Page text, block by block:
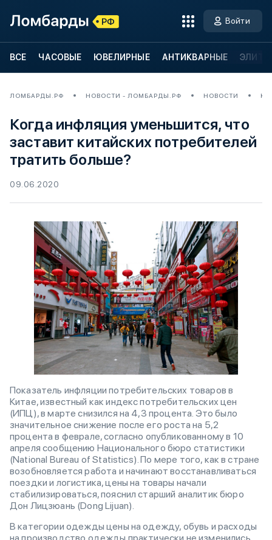
Войти
ВСЕ ЧАСОВЫЕ ЮВЕЛИРНЫЕ АНТИКВАРНЫЕ
ЛОМБАРДЫ.РФ НОВОСТИ - ЛОМБАРДЫ.РФ НОВОСТИ
Когда инфляция уменьшится, что
заставит китайских потребителей
тратить больше?
09.06.2020
Показатель инфляции потребительских товаров в
Китае, известный как индекс потребительских цен
(ИПЦ), в марте снизился на 4,3 процента. Это было
значительное снижение после его роста на 5,2
процента в феврале, согласно опубликованному в 10
апреля сообщению Национального бюро статистики
(National Bureau of Statistics). По мере того, как в стране
возобновляется работа и начинают восстанавливаться
поездки и логистика, цены на товары начали
стабилизироваться, пояснил старший аналитик бюро
Дон Лицзюань (Dong Lijuan).
В категории одежды цены на одежду, обувь и расходы